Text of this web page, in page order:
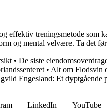
effektiv treningsmetode som
og mental velvære. Ta det
• De siste
• Alt om Flodsvin
Engesland: Et dyptgående
LinkedIn YouTube